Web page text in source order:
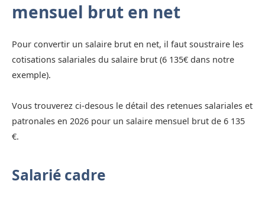
mensuel brut en net
Pour convertir un salaire brut en net, il faut soustraire les
cotisations salariales du salaire brut (6 135€ dans notre
exemple).
Vous trouverez ci-desous le détail des retenues salariales et
patronales en 2026 pour un salaire mensuel brut de 6 135
€.
Salarié cadre